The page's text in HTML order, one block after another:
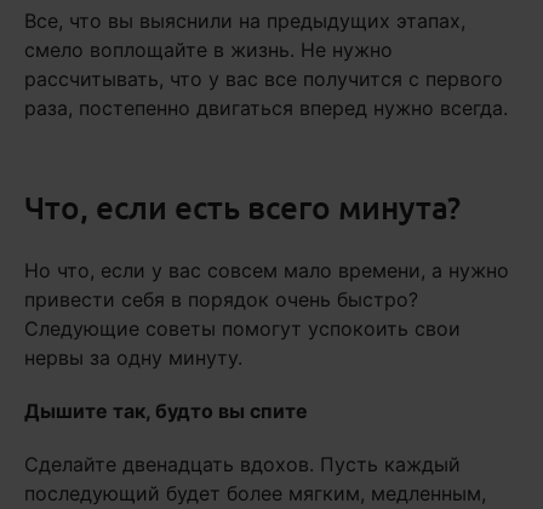
Все, что вы выяснили на предыдущих этапах,
смело воплощайте в жизнь. Не нужно
рассчитывать, что у вас все получится с первого
раза, постепенно двигаться вперед нужно всегда.
Что, если есть всего минута?
Но что, если у вас совсем мало времени, а нужно
привести себя в порядок очень быстро?
Следующие советы помогут успокоить свои
нервы за одну минуту.
Дышите так, будто вы спите
Сделайте двенадцать вдохов. Пусть каждый
последующий будет более мягким, медленным,